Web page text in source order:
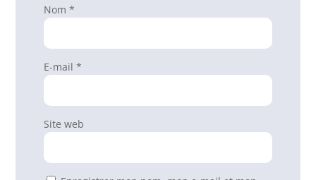
Nom*
E-mail*
Site web